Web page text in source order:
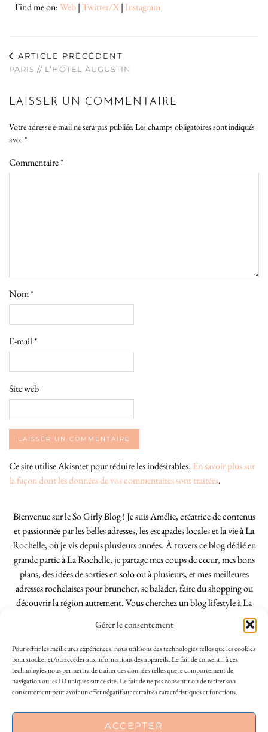
This site uses cookies to deliver its services
Gérer le consentement
Pour offrir les meilleures expériences, nous utilisons des technologies telles que les cookies
pour stocker et/ou accéder aux informations des appareils. Le fait de consentir à ces
technologies nous permettra de traiter des données telles que le comportement de
navigation ou les ID uniques sur ce site. Le fait de ne pas consentir ou de retirer son
consentement peut avoir un effet négatif sur certaines caractéristiques et fonctions.
ACCEPTER
Find me on:Web|Twitter/X| Instagram
ARTICLE PRÉCÉDENT
PARIS // L’HÔTEL AUGUSTIN
LAISSER UN COMMENTAIRE
Votre adresse e-mail ne sera pas publiée.Les champs obligatoires sont indiqués
avec *
Commentaire*
Nom*
E-mail*
Site web
Ce site utilise Akismet pour réduire les indésirables. En savoir plus sur
la façon dont les données de vos commentaires sont traitées.
Bienvenue sur le So Girly Blog ! Je suis Amélie, créatrice de contenus
et passionnée par les belles adresses, les escapades locales et la vie à La
Rochelle, où je vis depuis plusieurs années. À travers ce blog dédié en
grande partie à La Rochelle, je partage mes coups de cœur, mes bons
plans, des idées de sorties en solo ou à plusieurs, et mes meilleures
adresses rochelaises pour bruncher, se balader, faire du shopping ou
découvrir la région autrement. Vous cherchez un blog lifestyle à La
Rochelle, tenu par une locale ? Vous êtes au bon endroit. Que vous
soyez Rochelais·e ou de passage dans notre belle ville, j’espère que mes
articles vous aideront à profiter de La Rochelle comme un·e vrai·e
initié·e. !